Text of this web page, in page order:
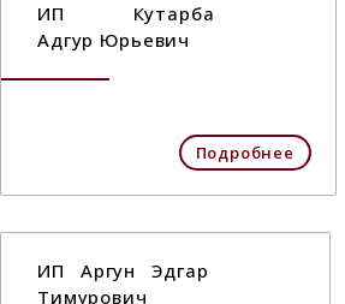
ИП Кутарба
Адгур Юрьевич
Подробнее
ИП Аргун Эдгар
Тимурович